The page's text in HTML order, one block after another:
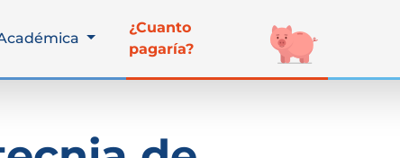
¿Cuanto
pagaría?